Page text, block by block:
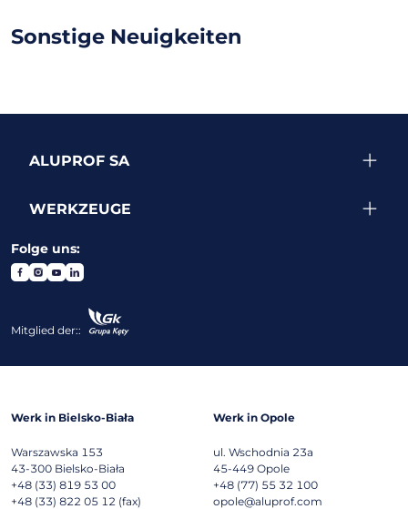
Sonstige Neuigkeiten
ALUPROF SA
WERKZEUGE
Folge uns:
Mitglied der::
Werk in Bielsko-Biała
Warszawska 153
43-300 Bielsko-Biała
+48 (33) 819 53 00
+48 (33) 822 05 12 (fax)
Werk in Opole
ul. Wschodnia 23a
45-449 Opole
+48 (77) 55 32 100
opole@aluprof.com